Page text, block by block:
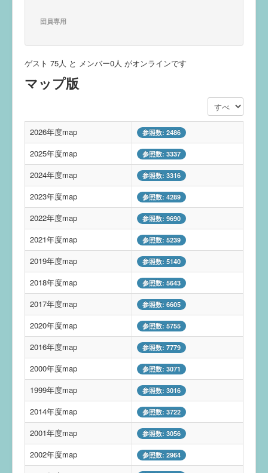
団員専用
ゲスト 75人 と メンバー0人 がオンラインです
マップ版
表示数
2026年度map 参照数: 2486
2025年度map 参照数: 3337
2024年度map 参照数: 3316
2023年度map 参照数: 4289
2022年度map 参照数: 9690
2021年度map 参照数: 5239
2019年度map 参照数: 5140
2018年度map 参照数: 5643
2017年度map 参照数: 6605
2020年度map 参照数: 5755
2016年度map 参照数: 7779
2000年度map 参照数: 3071
1999年度map 参照数: 3016
2014年度map 参照数: 3722
2001年度map 参照数: 3056
2002年度map 参照数: 2964